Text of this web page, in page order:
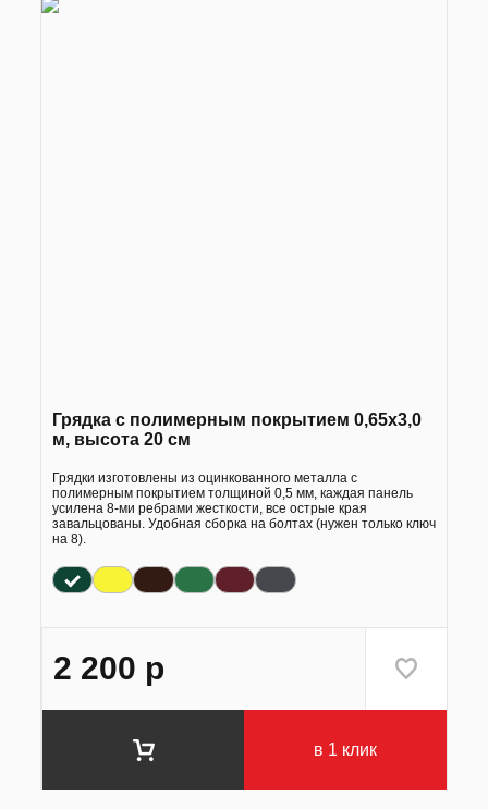
Грядка с полимерным покрытием 0,65х3,0
м, высота 20 см
Грядки изготовлены из оцинкованного металла с
полимерным покрытием толщиной 0,5 мм, каждая панель
усилена 8-ми ребрами жесткости, все острые края
завальцованы. Удобная сборка на болтах (нужен только ключ
на 8).
2 200 р
в 1 клик